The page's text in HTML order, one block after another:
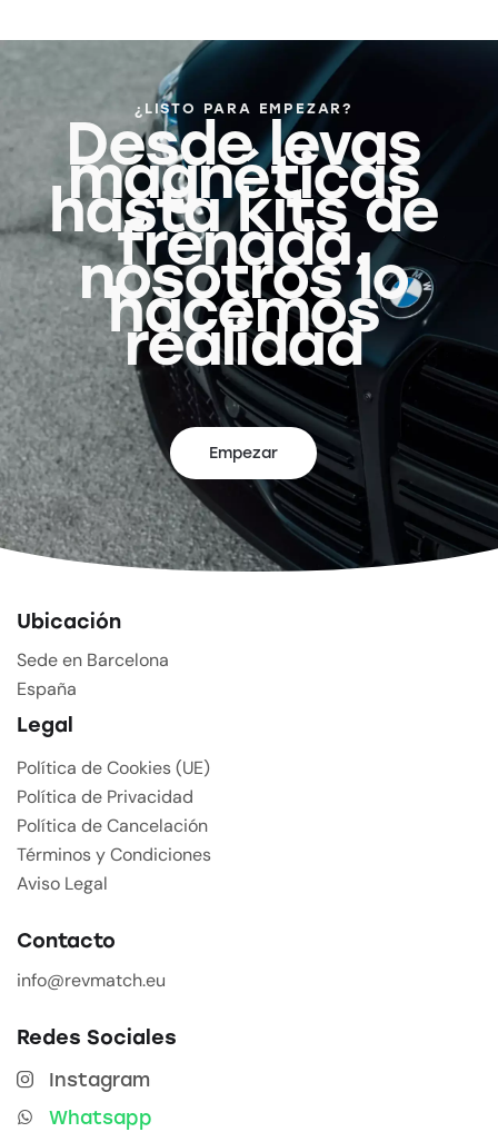
¿LISTO PARA EMPEZAR?
Desde levas
magnéticas
hasta kits de
frenada,
nosotros lo
hacemos
realidad
Empezar
Ubicación
Sede en Barcelona
España
Legal
Política de Cookies (UE)
Política de Privacidad
Política de Cancelación
Términos y Condiciones
Aviso Legal
Contacto
info@revmatch.eu
Redes Sociales
Instagram
Whatsapp